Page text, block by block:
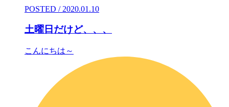
POSTED / 2020.01.10
土曜日だけど、、、
こんにちは～